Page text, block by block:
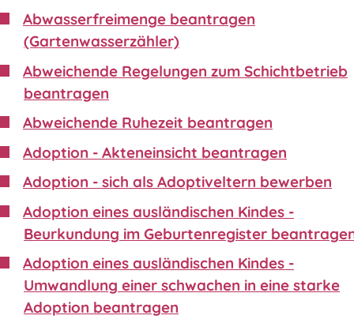
Abwasserfreimenge beantragen
(Gartenwasserzähler)
Abweichende Regelungen zum Schichtbetrieb
beantragen
Abweichende Ruhezeit beantragen
Adoption - Akteneinsicht beantragen
Adoption - sich als Adoptiveltern bewerben
Adoption eines ausländischen Kindes -
Beurkundung im Geburtenregister
Adoption eines ausländischen Kindes -
Umwandlung einer schwachen in eine starke
Adoption beantragen